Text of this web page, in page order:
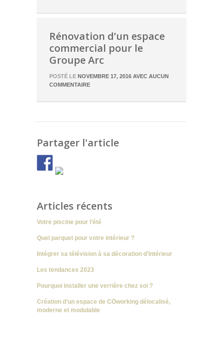
Rénovation d’un espace
commercial pour le
Groupe Arc
POSTÉ LE NOVEMBRE 17, 2016 AVEC AUCUN
COMMENTAIRE
Partager l'article
Articles récents
Votre piscine pour l’été
Quel parquet pour votre intérieur ?
Intégrer sa télévision à sa décoration d’intérieur
Les tendances 2023
Pourquoi installer une verrière chez soi ?
Création d’un espace de CÖworking délocalisé,
moderne et modulable